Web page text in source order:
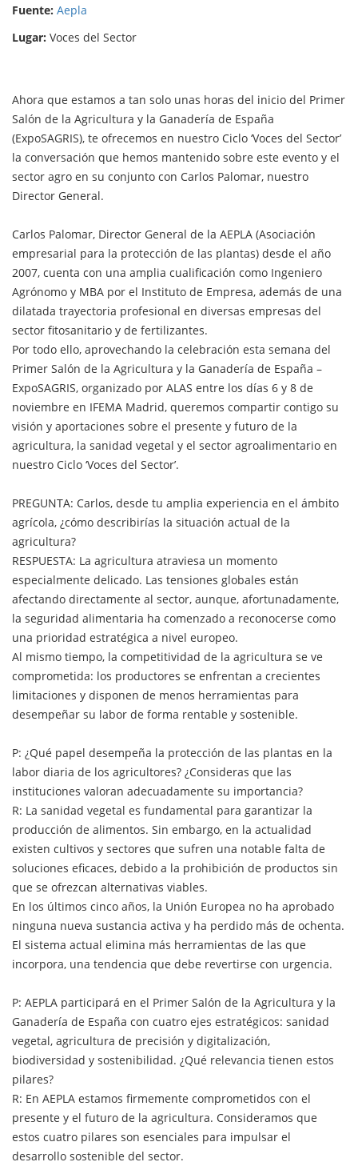
Fuente: Aepla
Lugar: Voces del Sector
Ahora que estamos a tan solo unas horas del inicio del Primer
Salón de la Agricultura y la Ganadería de España
(ExpoSAGRIS), te ofrecemos en nuestro Ciclo ‘Voces del Sector’
la conversación que hemos mantenido sobre este evento y el
sector agro en su conjunto con Carlos Palomar, nuestro
Director General.
Carlos Palomar, Director General de la AEPLA (Asociación
empresarial para la protección de las plantas) desde el año
2007, cuenta con una amplia cualificación como Ingeniero
Agrónomo y MBA por el Instituto de Empresa, además de una
dilatada trayectoria profesional en diversas empresas del
sector fitosanitario y de fertilizantes.
Por todo ello, aprovechando la celebración esta semana del
Primer Salón de la Agricultura y la Ganadería de España –
ExpoSAGRIS, organizado por ALAS entre los días 6 y 8 de
noviembre en IFEMA Madrid, queremos compartir contigo su
visión y aportaciones sobre el presente y futuro de la
agricultura, la sanidad vegetal y el sector agroalimentario en
nuestro Ciclo ‘Voces del Sector’.
PREGUNTA: Carlos, desde tu amplia experiencia en el ámbito
agrícola, ¿cómo describirías la situación actual de la
agricultura?
RESPUESTA: La agricultura atraviesa un momento
especialmente delicado. Las tensiones globales están
afectando directamente al sector, aunque, afortunadamente,
la seguridad alimentaria ha comenzado a reconocerse como
una prioridad estratégica a nivel europeo.
Al mismo tiempo, la competitividad de la agricultura se ve
comprometida: los productores se enfrentan a crecientes
limitaciones y disponen de menos herramientas para
desempeñar su labor de forma rentable y sostenible.
P: ¿Qué papel desempeña la protección de las plantas en la
labor diaria de los agricultores? ¿Consideras que las
instituciones valoran adecuadamente su importancia?
R: La sanidad vegetal es fundamental para garantizar la
producción de alimentos. Sin embargo, en la actualidad
existen cultivos y sectores que sufren una notable falta de
soluciones eficaces, debido a la prohibición de productos sin
que se ofrezcan alternativas viables.
En los últimos cinco años, la Unión Europea no ha aprobado
ninguna nueva sustancia activa y ha perdido más de ochenta.
El sistema actual elimina más herramientas de las que
incorpora, una tendencia que debe revertirse con urgencia.
P: AEPLA participará en el Primer Salón de la Agricultura y la
Ganadería de España con cuatro ejes estratégicos: sanidad
vegetal, agricultura de precisión y digitalización,
biodiversidad y sostenibilidad. ¿Qué relevancia tienen estos
pilares?
R: En AEPLA estamos firmemente comprometidos con el
presente y el futuro de la agricultura. Consideramos que
estos cuatro pilares son esenciales para impulsar el
desarrollo sostenible del sector.